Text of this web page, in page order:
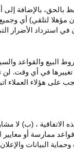
بالحق، بالإضافة
لتلقي) أي
استرداد الأضرار
البيع والقواعد
تغييرها في أي وقت.
على هؤلاء العملاء
، (ب) لا
ممارسة أو معايير
البيانات